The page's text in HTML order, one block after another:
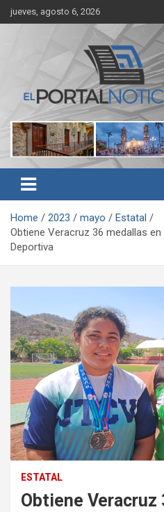
Skip
to
jueves, agosto 6, 2026
El Portal
Noticias de Córdoba, Veracruz y
Home 2023 mayo
Estatal
Obtiene Veracruz 36 medallas
Deportiva
ESTATAL
Obtiene Veracruz